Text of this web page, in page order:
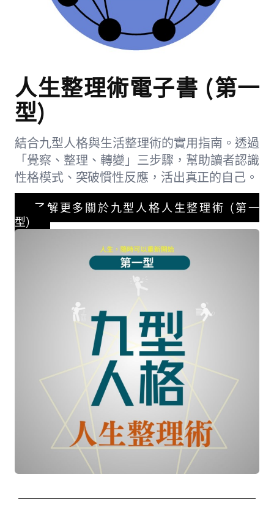
人生整理術電子書 (第一
型)
結合九型人格與生活整理術的實用指南。透過
「覺察、整理、轉變」三步驟，幫助讀者認識
性格模式、突破慣性反應，活出真正的自己。
了解更多關於九型人格人生整理術 (第一
型)